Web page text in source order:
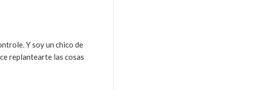
Y soy un chico de
replantearte las cosas